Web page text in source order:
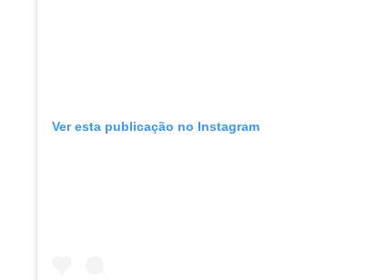
Ver esta publicação no Instagram